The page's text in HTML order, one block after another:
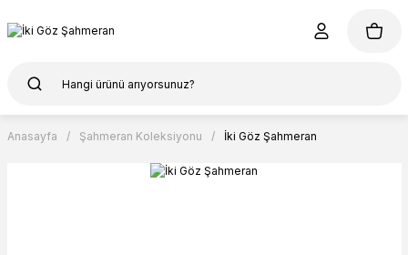
Anasayfa Şahmeran Koleksiyonu İki Göz Şahmeran